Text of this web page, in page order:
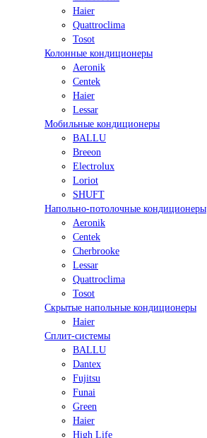
Haier
Quattroclima
Tosot
Колонные кондиционеры
Aeronik
Centek
Haier
Lessar
Мобильные кондиционеры
BALLU
Breeon
Electrolux
Loriot
SHUFT
Напольно-потолочные кондиционеры
Aeronik
Centek
Cherbrooke
Lessar
Quattroclima
Tosot
Скрытые напольные кондиционеры
Haier
Сплит-системы
BALLU
Dantex
Fujitsu
Funai
Green
Haier
High Life